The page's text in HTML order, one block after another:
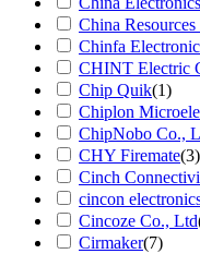
China
Chinfa
CHINT Electric
Chip Quik(1)
Chiplon
ChipNobo Co.,
CHY Firemate(3)
Cinch
cincon
Cincoze Co., Ltd
Cirmaker(7)